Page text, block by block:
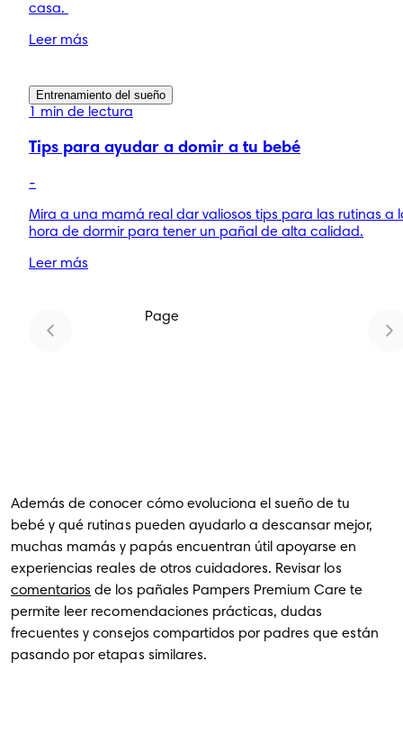
casa.
Leer más
Entrenamiento del sueño
1 min de lectura
Tips para ayudar a domir a tu bebé
-
Mira a una mamá real dar valiosos tips para las rutinas a
hora de dormir para tener un pañal de alta calidad.
Leer más
Page
Además de conocer cómo evoluciona el sueño de tu
bebé y qué rutinas pueden ayudarlo a descansar mejor,
muchas mamás y papás encuentran útil apoyarse en
experiencias reales de otros cuidadores. Revisar los
comentarios de los pañales Pampers Premium Care te
permite leer recomendaciones prácticas, dudas
frecuentes y consejos compartidos por padres que están
pasando por etapas similares.